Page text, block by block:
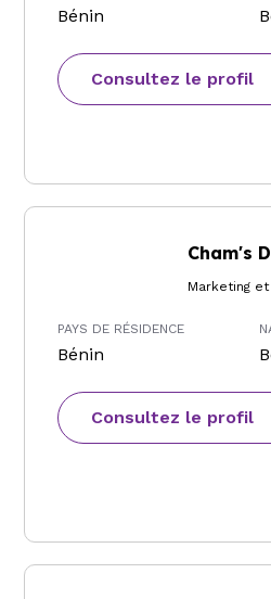
Bénin
Consultez le profil
Cham's
Marketing
PAYS DE RÉSIDENCE
Bénin
Consultez le profil